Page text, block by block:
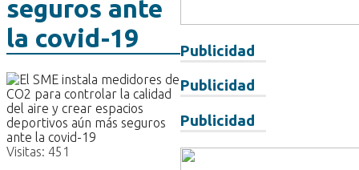
Publicidad
Publicidad
Publicidad
seguros ante
la covid-19
Visitas: 451